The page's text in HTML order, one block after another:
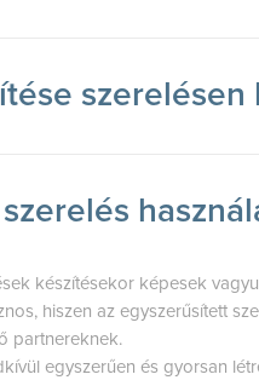
szerelésen
készítésekor képesek
hiszen az egyszerűsített
partnereknek.
egyszerűen és gyorsan